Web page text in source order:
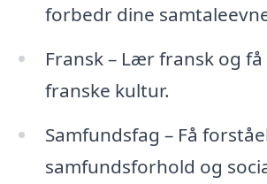
forbedr dine
Fransk – Lær fransk og
franske kultur.
Samfundsfag – Få
samfundsforhold og